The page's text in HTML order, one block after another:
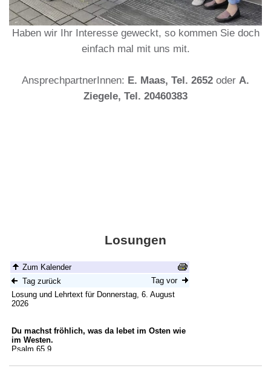
Haben wir Ihr Interesse geweckt, so kommen Sie doch
einfach mal mit uns mit.
AnsprechpartnerInnen: E. Maas, Tel. 2652 oder A.
Ziegele, Tel. 20460383
Losungen